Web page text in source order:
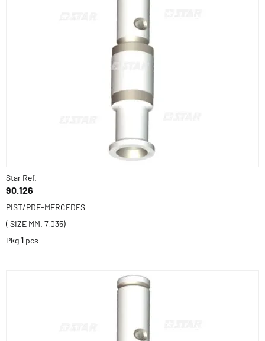
Star Ref.
90.126
PIST/PDE-MERCEDES
( SIZE MM. 7,035)
Pkg1 pcs